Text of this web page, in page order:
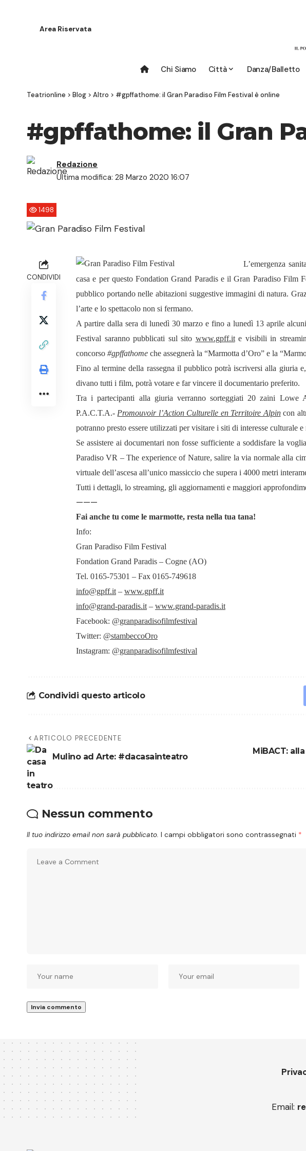
Area Riservata
Chi Siamo Città Danza/Balletto
Teatrionline > Blog > Altro > #gpffathome: il Gran Paradiso Film Festival è online
#gpffathome: il Gran
Ultima modifica: 28 Marzo 2020 16:07
Redazione
1498
CONDIVIDI
L’emergenza
casa e per questo Fondation Grand Paradis e il Gran Paradiso Film
pubblico portando nelle abitazioni suggestive immagini di natura.
l’arte e lo spettacolo non si fermano.
A partire dalla sera di lunedì 30 marzo e fino a lunedì 13 aprile
Festival saranno pubblicati sul sito www.gpff.ite visibili in
concorso #gpffathome che assegnerà la “Marmotta d’Oro” e la
Fino al termine della rassegna il pubblico potrà iscriversi alla giuria
divano tutti i film, potrà votare e far vincere il documentario preferito.
Tra i partecipanti alla giuria verranno sorteggiati 20 zaini Lowe
P.A.C.T.A.- Promouvoir l’Action Culturelle en Territoire Alpincon
potranno presto essere utilizzati per visitare i siti di interesse culturale e
Se assistere ai documentari non fosse sufficiente a soddisfare la
Paradiso VR – The experience of Nature, salire la via normale alla
virtuale dell’ascesa all’unico massiccio che supera i 4000 metri
Tutti i dettagli, lo streaming, gli aggiornamenti e maggiori
———
Fai anche tu come le marmotte, resta nella tua tana!
Info:
Gran Paradiso Film Festival
Fondation Grand Paradis – Cogne (AO)
Tel. 0165-75301 – Fax 0165-749618
info@gpff.it – www.gpff.it
info@grand-paradis.it – www.grand-paradis.it
Facebook: @granparadisofilmfestival
Twitter: @stambeccoOro
Instagram: @granparadisofilmfestival
Condividi questo articolo
ARTICOLO PRECEDENTE
Mulino ad Arte: #dacasainteatro
MiBACT:
Nessun commento
Il tuo indirizzo email non sarà pubblicato. I campi obbligatori sono contrassegnati *
Email: